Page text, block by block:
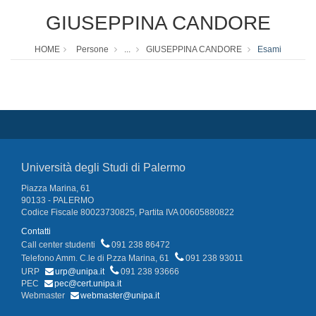
GIUSEPPINA CANDORE
HOME Persone ... GIUSEPPINA CANDORE Esami
Università degli Studi di Palermo
Piazza Marina, 61
90133 - PALERMO
Codice Fiscale 80023730825, Partita IVA 00605880822
Contatti
Call center studenti
091 238 86472
Telefono Amm. C.le di P.zza Marina, 61
091 238 93011
URP
urp@unipa.it
091 238 93666
PEC
pec@cert.unipa.it
Webmaster
webmaster@unipa.it